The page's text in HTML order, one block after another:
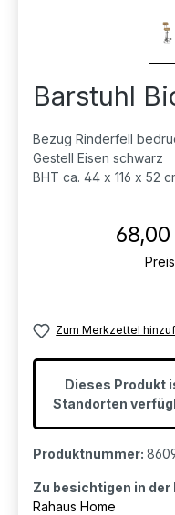
Barstuhl
Bezug Rinderfell
Gestell Eisen schwarz
BHT ca. 44 x 116 x 52
Zum Merkzettel
Dieses Produkt
Standorten
Produktnummer:
Zu besichtigen in der
Rahaus Home